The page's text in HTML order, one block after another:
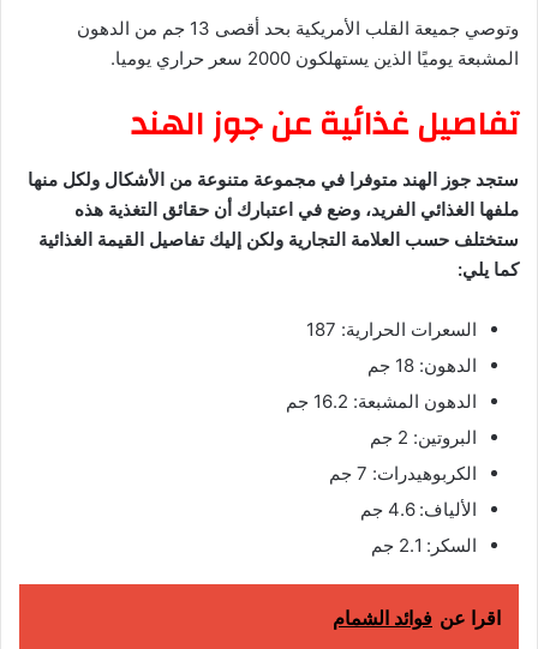
وتوصي جميعة القلب الأمريكية بحد أقصى 13 جم من الدهون
المشبعة يوميًا الذين يستهلكون 2000 سعر حراري يوميا.
تفاصيل غذائية عن جوز الهند
ستجد جوز الهند متوفرا في مجموعة متنوعة من الأشكال ولكل منها
ملفها الغذائي الفريد، وضع في اعتبارك أن حقائق التغذية هذه
ستختلف حسب العلامة التجارية ولكن إليك تفاصيل القيمة الغذائية
كما يلي:
السعرات الحرارية: 187
الدهون: 18 جم
الدهون المشبعة: 16.2 جم
البروتين: 2 جم
الكربوهيدرات: 7 جم
الألياف: 4.6 جم
السكر: 2.1 جم
اقرا عن فوائد الشمام